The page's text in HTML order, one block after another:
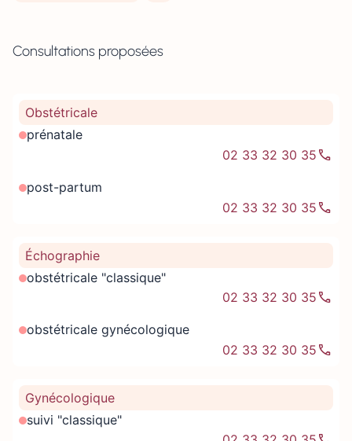
Consultations proposées
Obstétricale
prénatale
02 33 32 30 35
post-partum
02 33 32 30 35
Échographie
obstétricale "classique"
02 33 32 30 35
obstétricale gynécologique
02 33 32 30 35
Gynécologique
suivi "classique"